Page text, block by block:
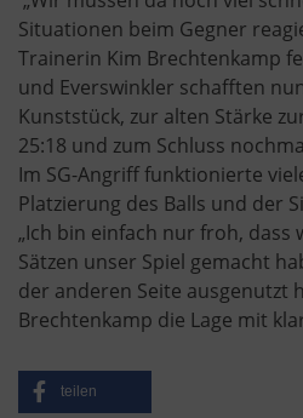
Situationen beim Gegner
Trainerin Kim Brechtenkamp
und Everswinkler schafften
Kunststück, zur alten Stärke
25:18 und zum Schluss
Im SG-Angriff funktionierte
Platzierung des Balls und der
„Ich bin einfach nur froh, dass
Sätzen unser Spiel gemacht
der anderen Seite ausgenutzt
Brechtenkamp die Lage mit
teilen